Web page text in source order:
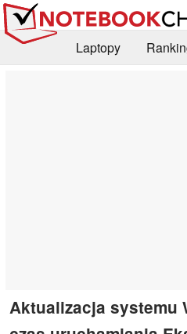
Laptopy
Aktualizacja systemu